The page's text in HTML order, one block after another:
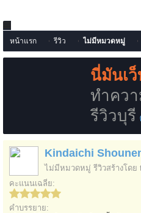
หน้าแรก รีวิว ไม่มีหมวดหมู่
นี่มันเว็
ทำคว
รีวิวบุรี
Kindaichi
ไม่มีหมวดหมู่ รีวิวสร้างโดย
คะแนนเฉลี่ย:
คำบรรยาย: